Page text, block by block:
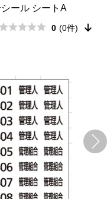
ール シートA
0 (0件)